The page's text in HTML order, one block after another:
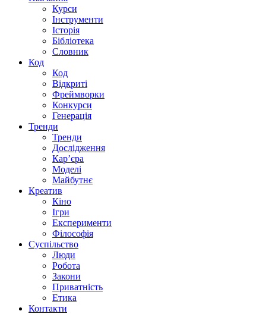
Курси
Інструменти
Історія
Бібліотека
Словник
Код
Код
Відкриті
Фреймворки
Конкурси
Генерація
Тренди
Тренди
Дослідження
Кар’єра
Моделі
Майбутнє
Креатив
Кіно
Ігри
Експерименти
Філософія
Суспільство
Люди
Робота
Закони
Приватність
Етика
Контакти